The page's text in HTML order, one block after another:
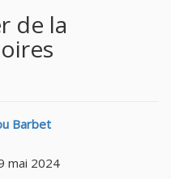
de la
Barbet
mai 2024